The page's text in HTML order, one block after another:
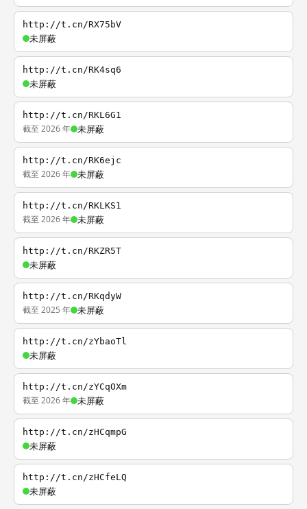
http://t.cn/RX75bV
未屏蔽
http://t.cn/RK4sq6
未屏蔽
http://t.cn/RKL6G1
截至 2026 年 未屏蔽
http://t.cn/RK6ejc
截至 2026 年 未屏蔽
http://t.cn/RKLKS1
截至 2026 年 未屏蔽
http://t.cn/RKZR5T
未屏蔽
http://t.cn/RKqdyW
截至 2025 年 未屏蔽
http://t.cn/zYbaoTl
未屏蔽
http://t.cn/zYCqOXm
截至 2026 年 未屏蔽
http://t.cn/zHCqmpG
未屏蔽
http://t.cn/zHCfeLQ
未屏蔽